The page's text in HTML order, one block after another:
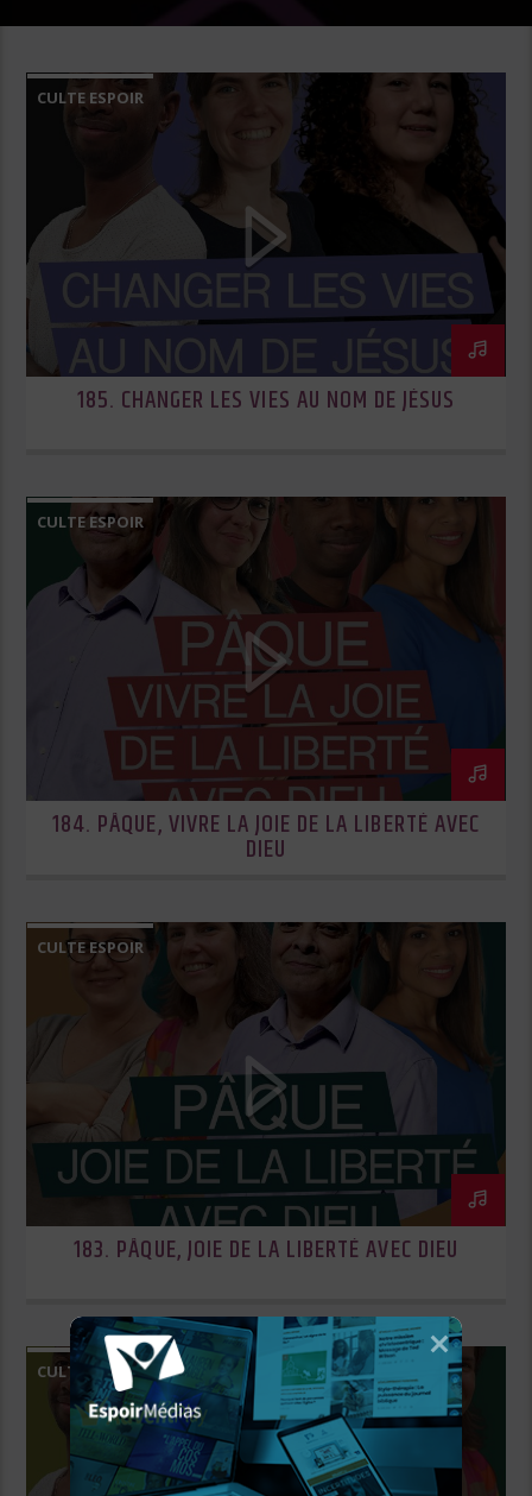
CULTE ESPOIR
185. CHANGER LES VIES AU NOM DE JÉSUS
CULTE ESPOIR
184. PÂQUE, VIVRE LA JOIE DE LA LIBERTÉ AVEC
DIEU
CULTE ESPOIR
183. PÂQUE, JOIE DE LA LIBERTÉ AVEC DIEU
CULTE ESPOIR